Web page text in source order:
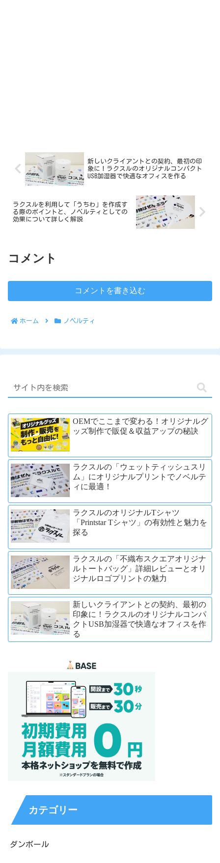
新しいクライアントとの契約、最初の印
象に！ラクスルのオリジナルコンパクト
USB加湿器で快適なオフィスを作る
ラクスルを利用して「うちわ」を作成す
る際のポイントと、ノベルティとしての
効果について詳しく解説
コメント
コメントを書き込む
ホーム ノベルティ
OEMでここまで変わる！オリジナルグ
ッズ制作で販促＆収益アップの秘訣
ラクスルの「ウェットティッシュスリ
ム」にオリジナルプリントでノベルテ
ィに最適！
ラクスルのオリジナルTシャツ
「Printstar Tシャツ」の有効性と魅力を
探る
ラクスルの「不織布スクエアオリジナ
ルトートバッグ」詳細レビューとオリ
ジナルロゴプリントの魅力
新しいクライアントとの契約、最初の
印象に！ラクスルのオリジナルコンパ
クトUSB加湿器で快適なオフィスを作
る
カテゴリー
ダンボール